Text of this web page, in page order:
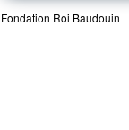
Fondation Roi Baudouin